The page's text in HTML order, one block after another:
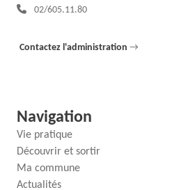
Téléphone :
02/605.11.80
Contactez l'administration →
Navigation
Vie pratique
Découvrir et sortir
Ma commune
Actualités